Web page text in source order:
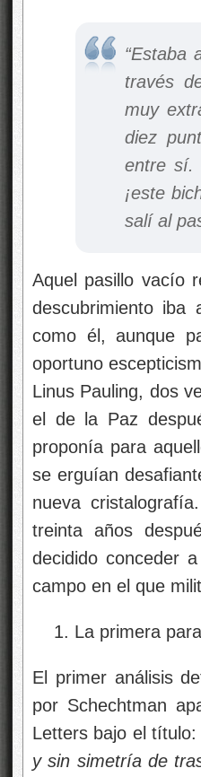
“Estaba
través
muy
diez
entre sí.
¡este
salí al
Aquel pasillo vacío
descubrimiento iba
como él, aunque
oportuno
Linus Pauling, dos
el de la Paz
proponía para
se erguían
nueva
treinta años
decidido conceder
campo en el que
La primera
El primer análisis
por Schechtman
Letters bajo el título:
y sin simetría de